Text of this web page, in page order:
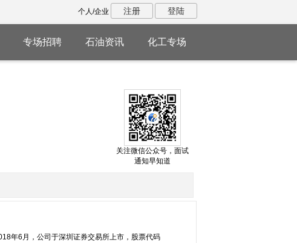
个人/企业 注册 登陆
专场招聘 石油资讯 化工专场
关注微信公众号，面试
通知早知道
年6月，公司于深圳证券交易所上市，股票代码